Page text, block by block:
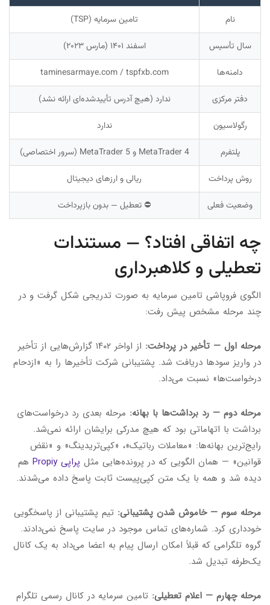
نام تامین سرمایه (TSP)
سال تأسیس اسفند ۱۴۰۱ (مارس ۲۰۲۳)
دامنه‌ها taminesarmaye.com / tspfxb.com
دفتر مرکزی ندارد (هیچ آدرس تأییدشده‌ای ارائه نشد)
رگولاسیون ندارد
پلتفرم MetaTrader 4 و MetaTrader 5 (سرور اختصاصی)
روش پرداخت ریالی و ارزهای دیجیتال
وضعیت فعلی ⛔ تعطیل — بدون بازپرداخت
چه اتفاقی افتاد؟ — مستندات
تعطیلی و کلاهبرداری
الگوی فروپاشی تامین سرمایه به صورت تدریجی شکل گرفت و در
چند مرحله مشخص پیش رفت:
مرحله اول — تأخیر در پرداخت:
از اواخر ۱۴۰۲ گزارش‌هایی از تأخیر
در واریز سودها دریافت شد. پشتیبانی شرکت تأخیرها را به «ازدحام
درخواست‌ها» نسبت می‌داد.
مرحله دوم — رد برداشت‌ها با بهانه: مرحله بعدی رد درخواست‌های
برداشت با اتهاماتی بود که هیچ مدرکی برایشان ارائه نمی‌شد.
رایج‌ترین بهانه‌ها: «معاملات رباتیک»، «کپی‌تریدینگ» و «نقض
قوانین» — همان الگویی که در پرونده‌هایی مثل پراپی Propiy
هم
دیده شد و همه با یک متن کپی‌پیست ثابت پاسخ داده می‌شدند.
مرحله سوم — خاموش شدن پشتیبانی: تیم پشتیبانی از پاسخگویی
خودداری کرد. شماره‌های تماس موجود در سایت پاسخ نمی‌دادند.
گروه تلگرامی که قبلاً امکان ارسال پیام به اعضا می‌داد به یک کانال
یک‌طرفه تبدیل شد.
مرحله چهارم — اعلام تعطیلی: تامین سرمایه در کانال رسمی تلگرام